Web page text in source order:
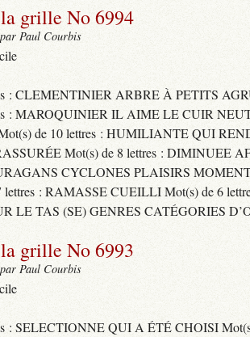
grille No 6994
Paul Courbis
: CLEMENTINIER ARBRE À PETITS
: MAROQUINIER IL AIME LE CUIR
de 10 lettres : HUMILIANTE QUI
Mot(s) de 8 lettres : DIMINUEE
CYCLONES PLAISIRS
lettres : RAMASSE CUEILLI Mot(s) de 6
LE TAS (SE) GENRES CATÉGORIES
grille No 6993
Paul Courbis
: SELECTIONNE QUI A ÉTÉ CHOISI